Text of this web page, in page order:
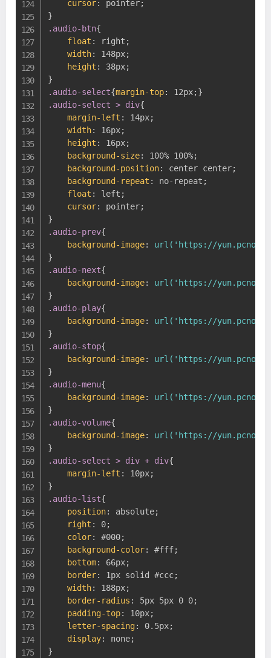
cursor: pointer;
}
.audio-btn{
float : right ;
width: 148px;
height : 38px;
}
.audio-select{margin-top: 12px;}
.audio-select > div{
margin-left : 14px;
width: 16px;
height : 16px;
background-size: 100% 100%;
background-position: center center;
background-repeat : no-repeat ;
float : left ;
cursor: pointer;
}
.audio-prev{
background-image:
url('https://
}
.audio-next{
background-image:
url('https://
}
.audio-play{
background-image:
url('https://
}
.audio-stop{
background-image:
url('https://
}
.audio-menu{
background-image:
url('https://yun.pcno.cn/
}
.audio-volume{
background-image:
url('https://yun.pcno.cn/
}
.audio-select > div + div{
margin-left : 10px;
}
.audio-list{
position: absolute;
right : 0;
color: #000;
background-color: #fff;
bottom: 66px;
border: 1px solid #ccc;
width: 188px;
border-radius : 5px 5px 0 0;
padding-top: 10px;
letter-spacing: 0.5px;
display: none;
}